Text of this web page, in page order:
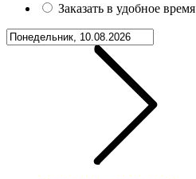
Заказать в удобное время